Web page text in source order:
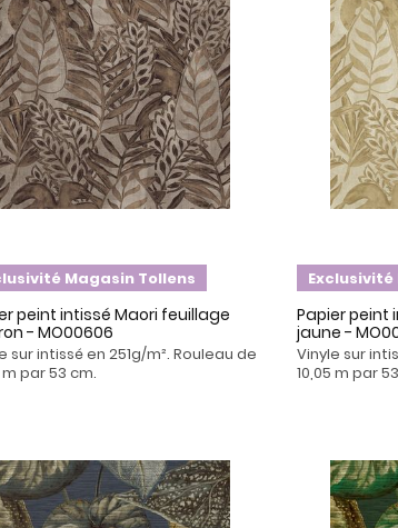
Magasin Tollens
peint intissé Maori feuillage
- MO00606
sur intissé en 251g/m². Rouleau de
m par 53 cm.
Papier peint
jaune -
Vinyle sur
10,05 m par